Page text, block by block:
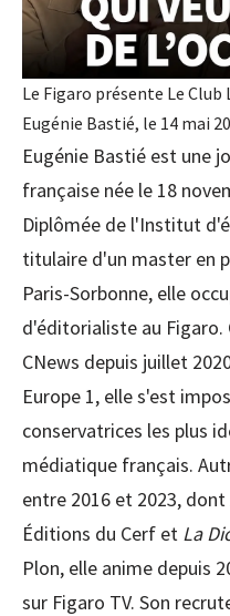
Le Figaro présente Le
Eugénie Bastié, le 14 mai
Eugénie Bastié est une
française née le 18
Diplômée de l'Institut
titulaire d'un master en
Paris-Sorbonne, elle
d'éditorialiste au Figaro.
CNews depuis juillet
Europe 1, elle s'est
conservatrices les plus
médiatique français.
entre 2016 et 2023, dont
Éditions du Cerf et La
Plon, elle anime depuis
sur Figaro TV. Son